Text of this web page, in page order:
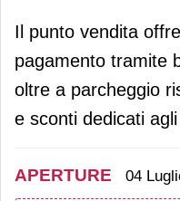
Il punto vendita
pagamento tramite
oltre a parcheggio
e sconti dedicati
APERTURE 04